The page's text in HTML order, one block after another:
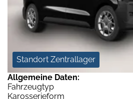
Standort Zentrallager
Allgemeine Daten:
Fahrzeugtyp
Karosserieform